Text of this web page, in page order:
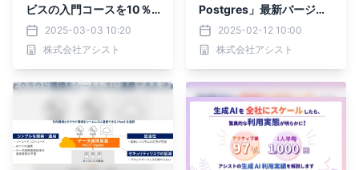
ビスの入門コースを10％
割引で提供する「学びはじ
めキャンペーン」開始
2025-03-03 10:20
株式会社アシスト
Postgres」最新バージョ
ンをリリース
2025-02-12 10:00
株式会社アシスト